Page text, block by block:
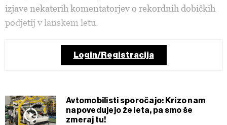
izjave nekaterih komentatorjev o rekordnih dobičkih
podjetij v lanskem letu.
Login/Registracija
Avtomobilisti sporočajo: Krizo nam
napovedujejo že leta, pa smo še
zmeraj tu!